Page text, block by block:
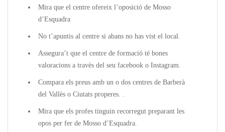
Mira que el centre ofereix l’oposició de Mosso
d’Esquadra
No t’apuntis al centre si abans no has vist el local.
Assegura’t que el centre de formació té bones
valoracions a travès del seu facebook o Instagram.
Compara els preus amb un o dos centres de Barberà
del Vallès o Ciutats properes. .
Mira que els profes tinguin recorregut preparant les
opos per fer de Mosso d’Esquadra.